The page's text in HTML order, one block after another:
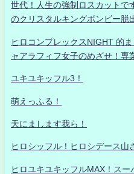
世代！人生の強制ロスカットで
のクリスタルキングボンビー脱
ヒロコンプレックスNIGHT 的
ャアラフィフ女子のめざせ！専
ユキユキッフル3！
萌えっふる！
天にまします我ら！
ヒロシッフル！ヒロシデース山
ヒロユキユキッフルMAX！スー